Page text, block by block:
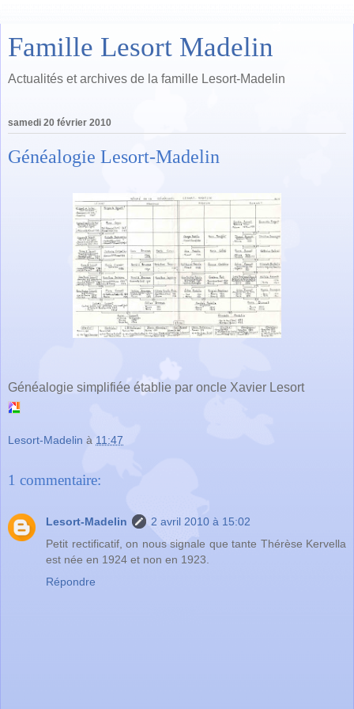
Famille Lesort Madelin
Actualités et archives de la famille Lesort-Madelin
samedi 20 février 2010
Généalogie Lesort-Madelin
Généalogie simplifiée établie par oncle Xavier Lesort
Lesort-Madelin à 11:47
1 commentaire:
Lesort-Madelin
2 avril 2010 à 15:02
Petit rectificatif, on nous signale que tante Thérèse Kervella
est née en 1924 et non en 1923.
Répondre